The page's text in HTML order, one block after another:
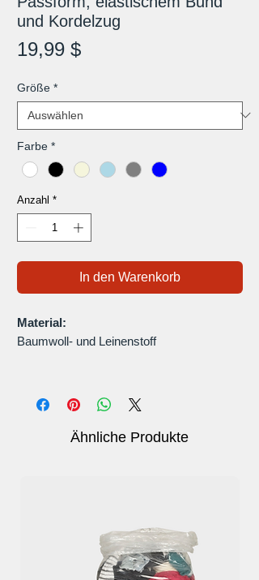
und Kordelzug
19,99 $Preis
Größe *
Farbe *
Anzahl *
In den Warenkorb
Material:
Baumwoll- und Leinenstoff
Elastischer Bund
Zwei Vordertaschen
Ähnliche Produkte